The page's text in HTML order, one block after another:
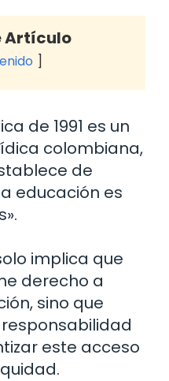
Artículo
de 1991 es un
colombiana,
de
educación es
implica que
derecho a
sino que
este acceso